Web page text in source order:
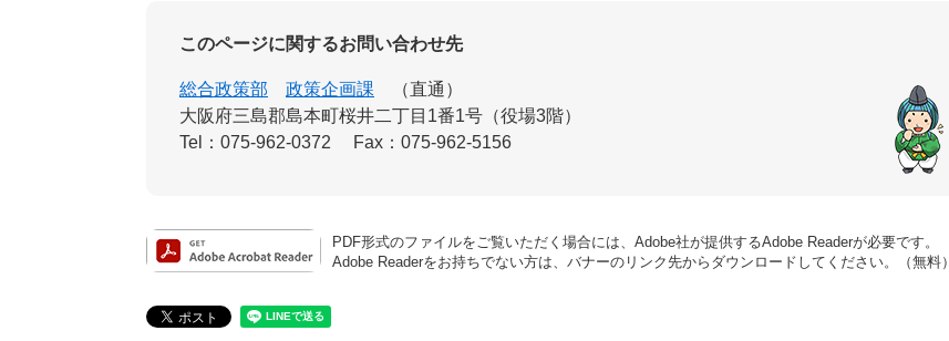
このページに関するお問い合わせ先
総合政策部 政策企画課
直通
大阪府三島郡島本町桜井二丁目1番1号（役場3階）
Tel：075-962-0372
Fax：075-962-5156
PDF形式のファイルをご覧いただく場合には、Adobe社が提供するAdobe Readerが必要です。
Adobe Readerをお持ちでない方は、バナーのリンク先からダウンロードしてください。（無料）